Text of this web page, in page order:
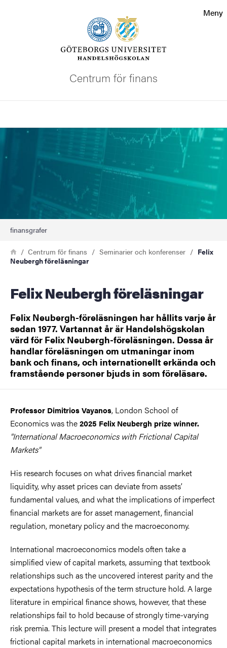
Meny
Centrum för finans
Bild
finansgrafer
Länkstig
HemCentrum för finans Seminarier och konferenser
Felix
Neubergh föreläsningar
Felix Neubergh föreläsningar
Felix Neubergh-föreläsningen har hållits varje år
sedan 1977. Vartannat år är Handelshögskolan
värd för Felix Neubergh-föreläsningen. Dessa år
handlar föreläsningen om utmaningar inom
bank och finans, och internationellt erkända och
framstående personer bjuds in som föreläsare.
Professor Dimitrios Vayanos, London School of
Economics was the2025 Felix Neubergh prize winner.
"International Macroeconomics with Frictional Capital
Markets"
His research focuses on what drives financial market
liquidity, why asset prices can deviate from assets’
fundamental values, and what the implications of imperfect
financial markets are for asset management, financial
regulation, monetary policy and the macroeconomy.
International macroeconomics models often take a
simplified view of capital markets, assuming that textbook
relationships such as the uncovered interest parity and the
expectations hypothesis of the term structure hold. A large
literature in empirical finance shows, however, that these
relationships fail to hold because of strongly time-varying
risk premia. This lecture will present a model that integrates
frictional capital markets in international macroeconomics